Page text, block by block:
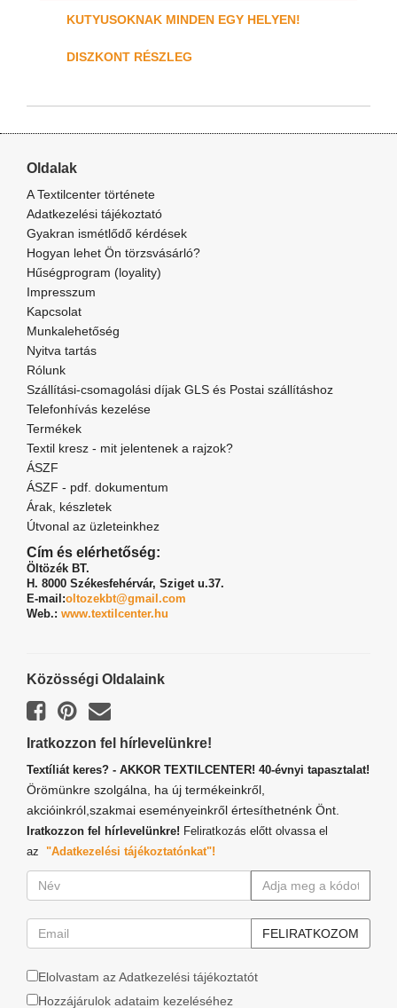
KUTYUSOKNAK MINDEN EGY HELYEN!
DISZKONT RÉSZLEG
Oldalak
A Textilcenter története
Adatkezelési tájékoztató
Gyakran ismétlődő kérdések
Hogyan lehet Ön törzsvásárló?
Hűségprogram (loyality)
Impresszum
Kapcsolat
Munkalehetőség
Nyitva tartás
Rólunk
Szállítási-csomagolási díjak GLS és Postai szállításhoz
Telefonhívás kezelése
Termékek
Textil kresz - mit jelentenek a rajzok?
ÁSZF
ÁSZF - pdf. dokumentum
Árak, készletek
Útvonal az üzleteinkhez
Cím és elérhetőség:
Öltözék BT.
H. 8000 Székesfehérvár, Sziget u.37.
E-mail:oltozekbt@gmail.com
Web.: www.textilcenter.hu
Közösségi Oldalaink
Iratkozzon fel hírlevelünkre!
Textíliát keres? - AKKOR TEXTILCENTER! 40-évnyi tapasztalat!
Örömünkre szolgálna, ha új termékeinkről,
akcióinkról,szakmai eseményeinkről értesíthetnénk Önt.
Iratkozzon fel hírlevelünkre! Feliratkozás előtt olvassa el
az "Adatkezelési tájékoztatónkat"!
Elolvastam az Adatkezelési tájékoztatót
Hozzájárulok adataim kezeléséhez